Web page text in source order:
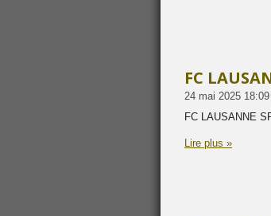
FC
24 mai 2025 18:09
FC LAUSANNE
Lire plus »